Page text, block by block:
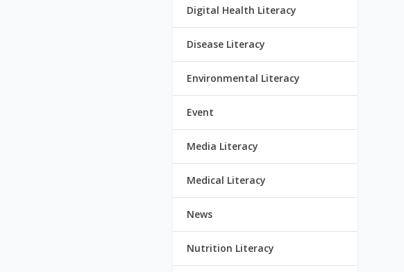
Digital Health Literacy
Disease Literacy
Environmental Literacy
Event
Media Literacy
Medical Literacy
News
Nutrition Literacy